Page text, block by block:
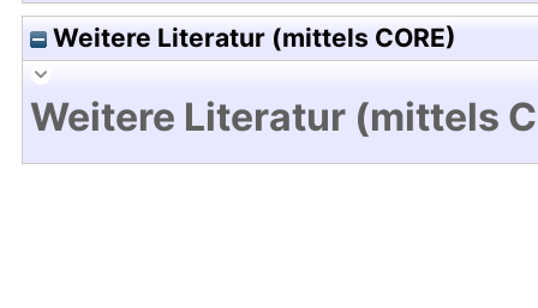
Weitere Literatur (mittels CORE)
Weitere Literatur (mittels